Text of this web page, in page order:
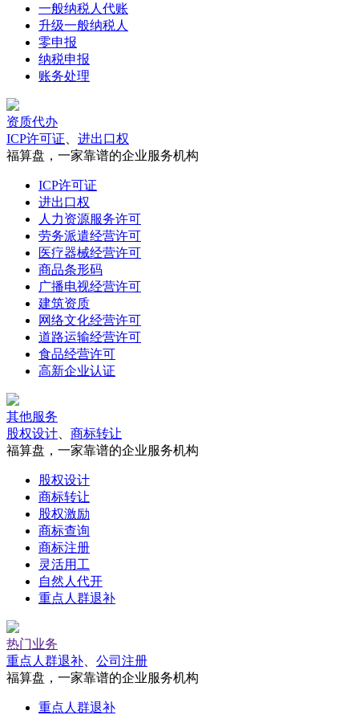
一般纳税人代账
升级一般纳税人
零申报
纳税申报
账务处理
资质代办
ICP许可证
进出口权
福算盘，一家靠谱的企业服务机构
ICP许可证
进出口权
人力资源服务许可
劳务派遣经营许可
医疗器械经营许可
商品条形码
广播电视经营许可
建筑资质
网络文化经营许可
道路运输经营许可
食品经营许可
高新企业认证
其他服务
股权设计
商标转让
福算盘，一家靠谱的企业服务机构
股权设计
商标转让
股权激励
商标查询
商标注册
灵活用工
自然人代开
重点人群退补
热门业务
重点人群退补
公司注册
福算盘，一家靠谱的企业服务机构
重点人群退补